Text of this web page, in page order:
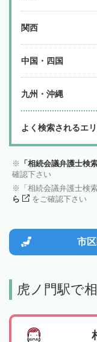
関西
中国・四国
九州・沖縄
よく検索されるエ
「相続会議弁護士検
確認下さい
「相続会議弁護士検
ら
をご確認下さい
市
虎ノ門駅で